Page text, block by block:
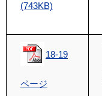
(743KB)
18-19
ページ